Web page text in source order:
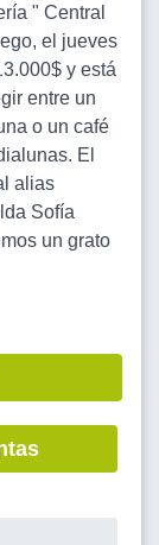
" Central
el jueves
y está
entre un
o un café
El
alias
Sofía
un grato